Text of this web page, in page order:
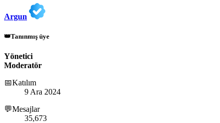
Argun
👑Tanınmış üye
Yönetici
Moderatör
📅Katılım
9 Ara 2024
💬Mesajlar
35,673